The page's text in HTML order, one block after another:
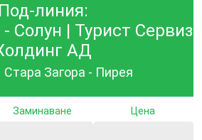
Под-линия:
Солун | Турист Сервиз
АД
Стара Загора - Пирея
Заминаване Цена